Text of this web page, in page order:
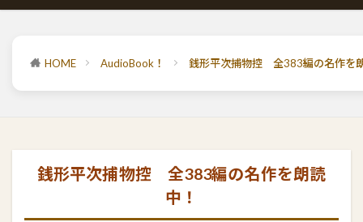
HOME AudioBook！ 銭形平次捕物控 全383編の名作を
銭形平次捕物控 全383編の名作を朗読
中！